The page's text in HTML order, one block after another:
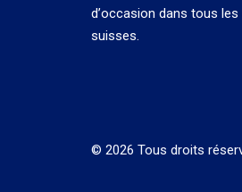
d’occasion dans tous les
suisses.
© 2026 Tous droits